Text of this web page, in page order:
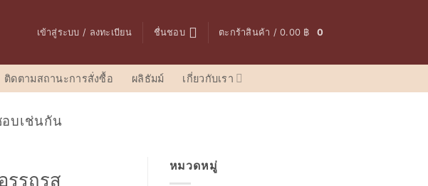
เข้าสู่ระบบ / ลงทะเบียน ชื่นชอบ ตะกร้าสินค้า /0.00 ฿ 0
ติดตามสถานะการสั่งซื้อ ผลิธัมม์ เกี่ยวกับเรา
บเช่นกัน
รรถรส
หมวดหมู่